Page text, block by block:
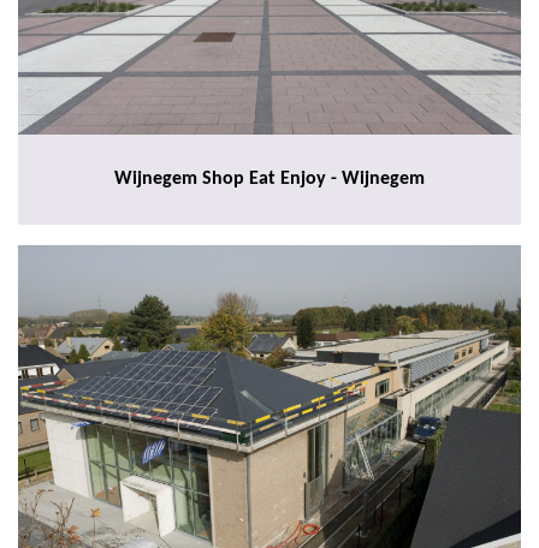
Wijnegem Shop Eat Enjoy - Wijnegem